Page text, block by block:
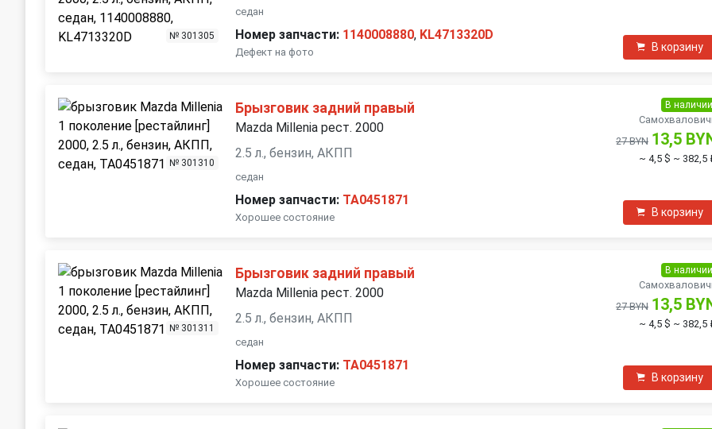
№ 301305
седан
Номер запчасти: 1140008880, KL4713320D
Дефект на фото В корзину
№ 301310
Брызговик задний правый
Mazda Millenia рест. 2000
2.5 л., бензин, АКПП
седан
Номер запчасти: TA0451871
Хорошее состояние
В наличии
27 BYN 13,5
~ 4,5 $ ~ 382,5
В корзину
№ 301311
Брызговик задний правый
Mazda Millenia рест. 2000
2.5 л., бензин, АКПП
седан
Номер запчасти: TA0451871
Хорошее состояние
В наличии
27 BYN 13,5
~ 4,5 $ ~ 382,5
В корзину